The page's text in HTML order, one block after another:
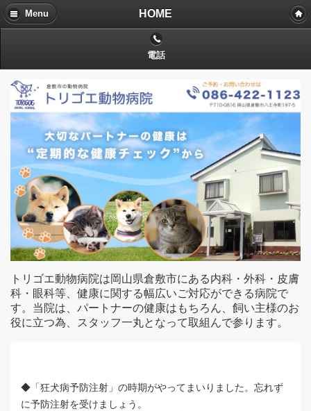
Menu HOME
電話
トリゴエ動物病院は岡山県倉敷市にある内科・外科・皮膚
科・眼科等、健康に関する幅広いご対応ができる病院で
す。当院は、パートナーの健康はもちろん、飼い主様のお
役に立つ為、スタッフ一丸となって取組んで参ります。
◆「狂犬病予防注射」の時期がやってまいりました。忘れず
に予防注射を受けましょう。